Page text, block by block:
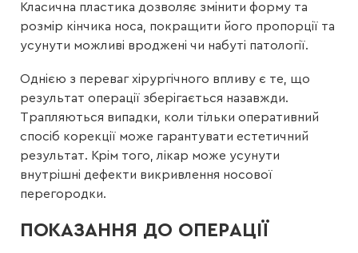
Класична пластика дозволяє змінити форму та
розмір кінчика носа, покращити його пропорції та
усунути можливі вроджені чи набуті патології.
Однією з переваг хірургічного впливу є те, що
результат операції зберігається назавжди.
Трапляються випадки, коли тільки оперативний
спосіб корекції може гарантувати естетичний
результат. Крім того, лікар може усунути
внутрішні дефекти викривлення носової
перегородки.
ПОКАЗАННЯ ДО ОПЕРАЦІЇ